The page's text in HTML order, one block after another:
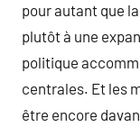
pour autant que
plutôt à une
politique
centrales. Et les
être encore